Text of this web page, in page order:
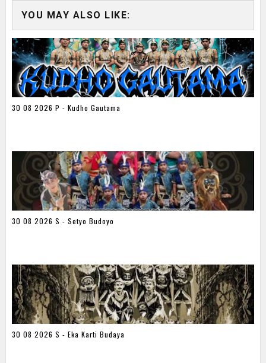
YOU MAY ALSO LIKE:
30 08 2026 P - Kudho Gautama
30 08 2026 S - Setyo Budoyo
30 08 2026 S - Eka Karti Budaya